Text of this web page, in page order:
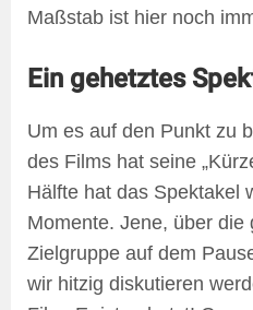
Maßstab ist hier noch
Ein gehetztes
Um es auf den Punkt zu
des Films hat seine
Hälfte hat das Spektakel
Momente. Jene, über
Zielgruppe auf dem
wir hitzig diskutieren